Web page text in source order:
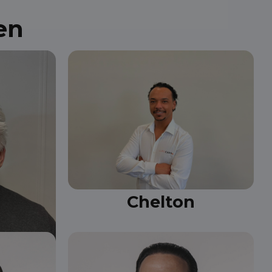
Chelton